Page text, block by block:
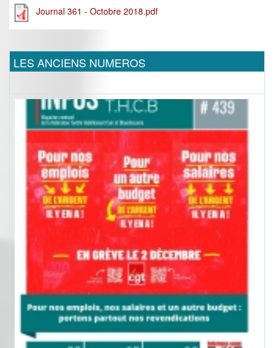
Journal 361 - Octobre 2018.pdf
LES ANCIENS NUMEROS